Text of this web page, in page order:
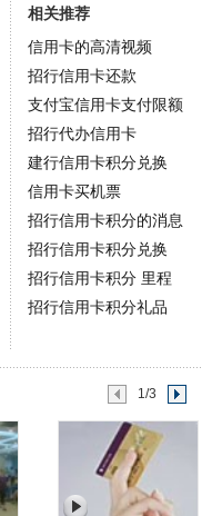
相关推荐
信用卡的高清视频
招行信用卡还款
支付宝信用卡支付限额
招行代办信用卡
建行信用卡积分兑换
信用卡买机票
招行信用卡积分的消息
招行信用卡积分兑换
招行信用卡积分 里程
招行信用卡积分礼品
1/3